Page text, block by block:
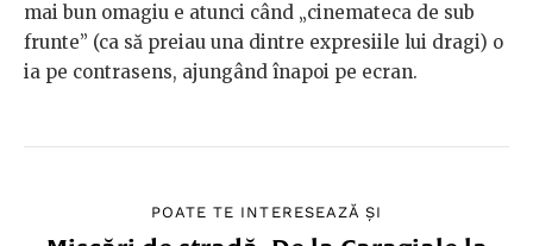
mai bun omagiu e atunci când „cinemateca de sub
frunte” (ca să preiau una dintre expresiile lui dragi) o
ia pe contrasens, ajungând înapoi pe ecran.
POATE TE INTERESEAZĂ ȘI